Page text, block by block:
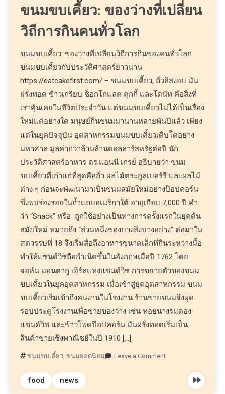
ขนมขบเคี้ยว: ของว่างที่เปลี่ยน
วิถีการกินคนทั่วโลก
ขนมขบเคี้ยว: ของว่างที่เปลี่ยนวิถีการกินของคนทั่วโลก
ขนมขบเคี้ยวกับประวัติศาสตร์ยาวนาน
https://eatcakefirst.com/ – ขนมขบเคี้ยว, ถั่วลิสงอบ มัน
ฝรั่งทอด ข้าวเกรียบ ช็อกโกแลต คุกกี้ และโดนัท คือสิ่งที่
เราคุ้นเคยในชีวิตประจำวัน แต่ขนมขบเคี้ยวไม่ได้เป็นเรื่อง
ใหม่แต่อย่างใด มนุษย์กินขนมมานานหลายพันปีแล้ว เพียง
แต่ในยุคปัจจุบัน อุตสาหกรรมขนมขบเคี้ยวเติบโตอย่าง
มหาศาล มูลค่ากว่าล้านล้านดอลลาร์สหรัฐต่อปี นัก
ประวัติศาสตร์อาหาร ดร.แอนนี เกรย์ อธิบายว่า ขนม
ขบเคี้ยวที่เก่าแก่ที่สุดคือถั่ว ผลไม้ตระกูลเบอร์รี และผลไม้
ต่าง ๆ ก่อนจะพัฒนามาเป็นขนมสมัยใหม่อย่างป๊อปคอร์น
ซึ่งพบร่องรอยในถ้ำแถบอเมริกาใต้ อายุเกือบ 7,000 ปี คำ
ว่า “Snack” หรือ ถูกใช้อย่างเป็นทางการครั้งแรกในยุคต้น
สมัยใหม่ หมายถึง “ส่วนหนึ่งของบางสิ่งบางอย่าง” ต่อมาใน
ศตวรรษที่ 18 จึงเริ่มสื่อถึงอาหารขนาดเล็กที่กินระหว่างมื้อ
ทำให้แซนด์วิชถือกำเนิดขึ้นในอังกฤษเมื่อปี 1762 โดย
จอห์น มอนตากู เอิร์ลแห่งแซนด์วิช การขยายตัวของขนม
ขบเคี้ยวในยุคอุตสาหกรรม เมื่อเข้าสู่ยุคอุตสาหกรรม ขนม
ขบเคี้ยวเริ่มเข้าถึงคนงานในโรงงาน ร้านขายขนมจึงผุด
รอบประตูโรงงานเพื่อขายของว่าง เช่น หอยนางรมดอง
แซนด์วิช และข้าวโพดป๊อปคอร์น มันฝรั่งทอดเริ่มเป็น
สินค้าขายเชิงพาณิชย์ในปี 1910 […]
ขนมขบเคี้ยว ,ขนมยอดนิยม Leave a Comment
food news